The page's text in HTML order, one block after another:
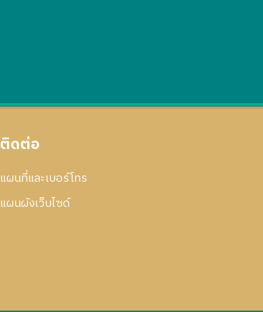
ติดต่อ
แผนที่และเบอร์โทร
แผนผังเว็บไซด์